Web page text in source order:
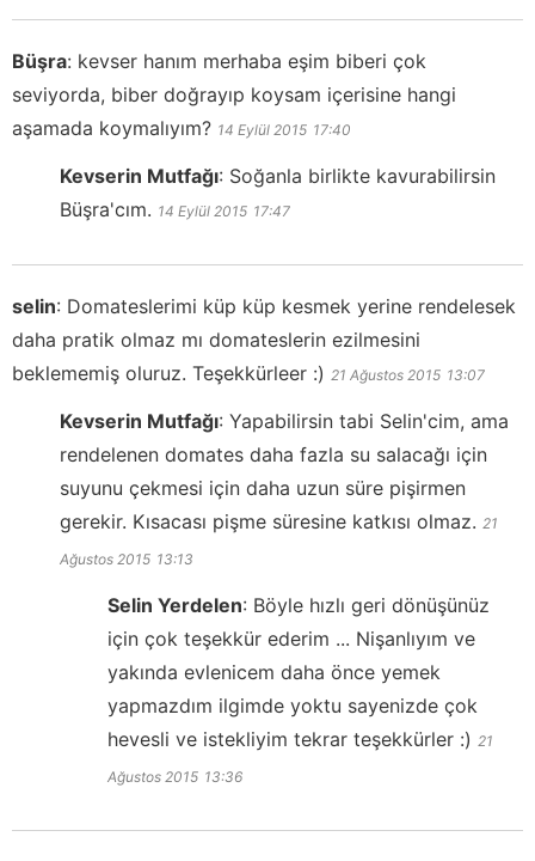
Büşra: kevser hanım merhaba eşim biberi çok
seviyorda, biber doğrayıp koysam içerisine hangi
aşamada koymalıyım? 14 Eylül 2015 17:40
Kevserin Mutfağı: Soğanla birlikte kavurabilirsin
Büşra'cım. 14 Eylül 2015 17:47
selin: Domateslerimi küp küp kesmek yerine rendelesek
daha pratik olmaz mı domateslerin ezilmesini
beklememiş oluruz. Teşekkürleer :) 21 Ağustos 2015 13:07
Kevserin Mutfağı: Yapabilirsin tabi Selin'cim, ama
rendelenen domates daha fazla su salacağı için
suyunu çekmesi için daha uzun süre pişirmen
gerekir. Kısacası pişme süresine katkısı olmaz. 21
Ağustos 2015 13:13
Selin Yerdelen: Böyle hızlı geri dönüşünüz
için çok teşekkür ederim ... Nişanlıyım ve
yakında evlenicem daha önce yemek
yapmazdım ilgimde yoktu sayenizde çok
hevesli ve istekliyim tekrar teşekkürler :) 21
Ağustos 2015 13:36